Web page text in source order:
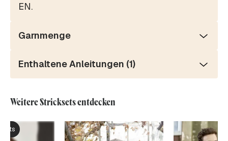
EN.
Garnmenge
Enthaltene Anleitungen (1)
Weitere Stricksets entdecken